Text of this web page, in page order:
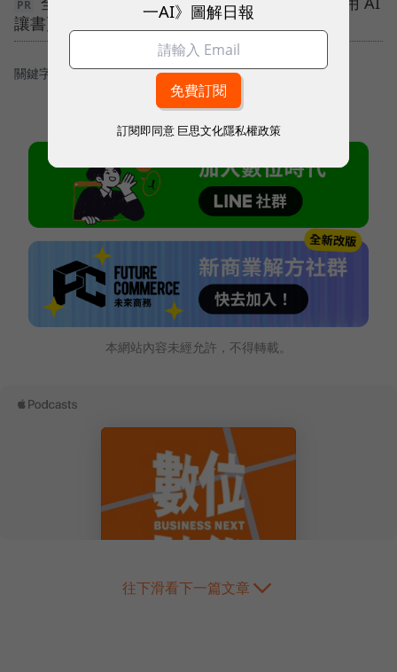
讓書頁與畫作跨界對話
關鍵字： ＃台積電（tsmc）
本網站內容未經允許，不得轉載。
往下滑看下一篇文章
一AI》圖解日報
訂閱即同意 巨思文化隱私權政策